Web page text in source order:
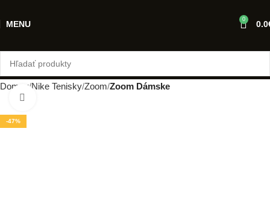
MENU 0 0.0
Domov Nike Tenisky Zoom Zoom Dámske
-47%